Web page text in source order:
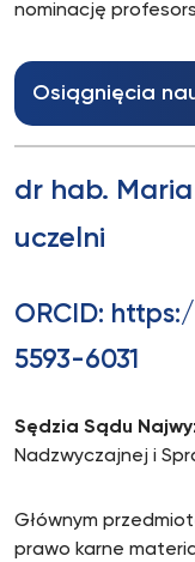
nominację
Osiągnięcia
dr hab.
uczelni
ORCID:
5593-6031
Sędzia Sądu
Nadzwyczajnej i
Głównym
prawo karne